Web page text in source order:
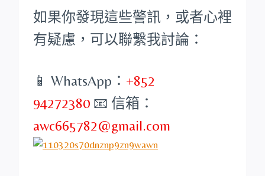
如果你發現這些警訊，或者心裡
有疑慮，可以聯繫我討論：
📱 WhatsApp： +852
94272380 📧 信箱：
awc665782@gmail.com